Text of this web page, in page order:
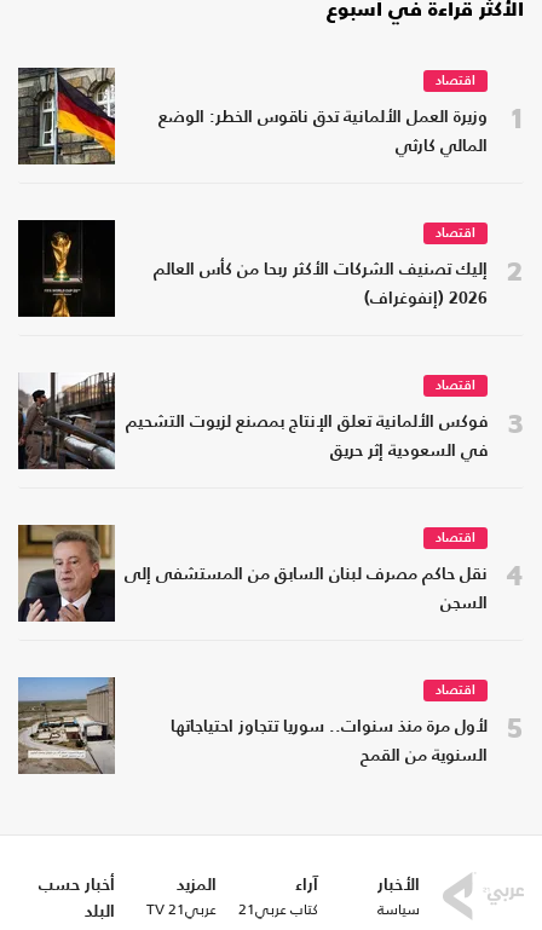
الأكثر قراءة في أسبوع
1
اقتصاد
وزيرة العمل الألمانية تدق ناقوس الخطر: الوضع
المالي كارثي
2
اقتصاد
إليك تصنيف الشركات الأكثر ربحا من كأس العالم
2026 (إنفوغراف)
3
اقتصاد
فوكس الألمانية تعلق الإنتاج بمصنع لزيوت التشحيم
في السعودية إثر حريق
4
اقتصاد
نقل حاكم مصرف لبنان السابق من المستشفى إلى
السجن
5
اقتصاد
لأول مرة منذ سنوات.. سوريا تتجاوز احتياجاتها
السنوية من القمح
الأخبار
سياسة
آراء
كتاب عربي21
المزيد
عربي21 TV
أخبار حسب
البلد